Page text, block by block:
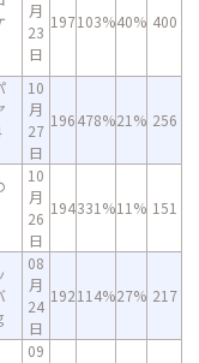
月
23
日
197103%40% 400
10
月
27
日
196478%21% 256
10
月
26
日
194331%11% 151
08
月
24
日
192114%27% 217
09